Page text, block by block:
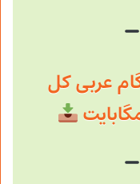
عربی کل